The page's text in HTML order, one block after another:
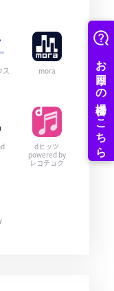
ス
mora
dヒッツ
powered by
レコチョク